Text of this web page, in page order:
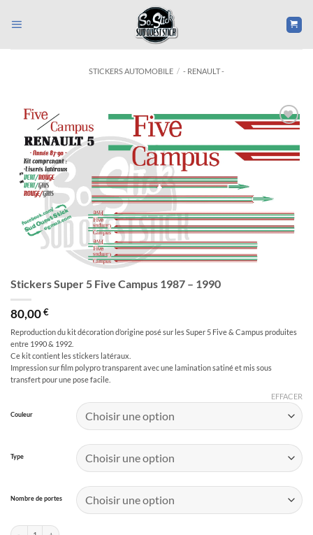
contenu
STICKERS AUTOMOBILE / - RENAULT -
Ajouter
d’envies
Stickers Super 5 Five Campus 1987 – 1990
80,00 €
Reproduction du kit décoration d’origine posé sur les Super 5 Five & Campus produites
entre 1990 & 1992.
Ce kit contient les stickers latéraux.
Impression sur film polypro transparent avec une lamination satiné et mis sous
transfert pour une pose facile.
Couleur
Type
Nombre de portes
EFFACER
quantité de Stickers Super 5 Five Campus 1987 - 1990